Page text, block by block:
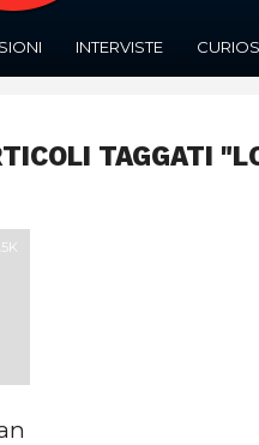
INTERVISTE
TAGGATI